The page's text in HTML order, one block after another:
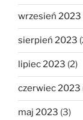
wrzesień 2023
sierpień 2023
lipiec 2023 (2)
czerwiec 2023
maj 2023 (3)